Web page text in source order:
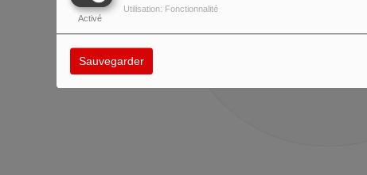
Activé
Utilisation: Fonctionnalité
Sauvegarder